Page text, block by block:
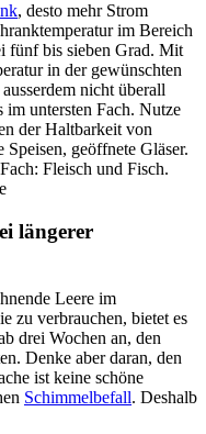
, desto mehr Strom
im Bereich
fünf bis sieben Grad. Mit
in der gewünschten
nicht überall
im untersten Fach. Nutze
der Haltbarkeit von
geöffnete Gläser.
Fleisch und Fisch.
längerer
Leere im
zu verbrauchen, bietet es
drei Wochen an, den
Denke aber daran, den
ist keine schöne
Schimmelbefall. Deshalb